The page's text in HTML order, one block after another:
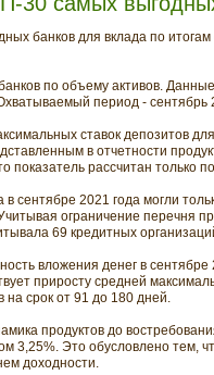
банков для вклада по
по объему активов.
период - сентябрь
ставок депозитов
в отчетности
показатель рассчитан только
сентябре 2021 года могли
ограничение перечня
69 кредитных
вложения денег в
приросту средней
на срок от 91 до 180 дней.
продуктов до
3,25%. Это обусловлено тем,
доходности.